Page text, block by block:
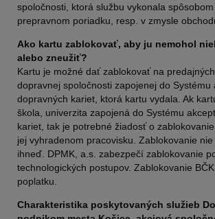
spoločnosti, ktorá službu vykonala
prepravnom poriadku, resp. v zmysle
Ako kartu zablokovať, aby ju nemohol
alebo zneužiť?
Kartu je možné dať zablokovať na
dopravnej spoločnosti zapojenej do Systému
dopravných kariet, ktorá kartu vydala. Ak
škola, univerzita zapojená do Systému
kariet, tak je potrebné žiadosť o
jej vyhradenom pracovisku. Zablokovanie
ihneď. DPMK, a.s. zabezpečí zablokovanie
technologických postupov. Zablokovanie
poplatku.
Charakteristika poskytovaných služieb